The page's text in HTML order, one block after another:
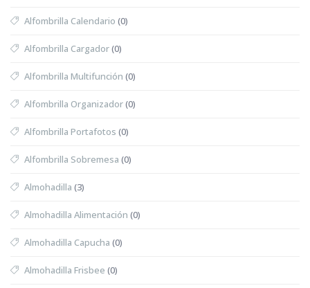
Alfombrilla Calendario (0)
Alfombrilla Cargador(0)
Alfombrilla Multifunción (0)
Alfombrilla Organizador(0)
Alfombrilla Portafotos (0)
Alfombrilla Sobremesa (0)
Almohadilla (3)
Almohadilla Alimentación (0)
Almohadilla Capucha (0)
Almohadilla Frisbee (0)